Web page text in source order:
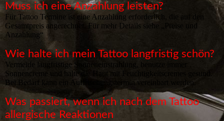
Muss ich eine Anzahlung leisten?
Für Tattoo Termine ist eine Anzahlung erforderlich, die auf den
Gesamtpreis angerechnet. Für mehr Details siehe „Preise und
Anzahlung“
Wie halte ich mein Tattoo langfristig schön?
Vermeide langfristige Sonneneinstrahlung, benutze immer
Sonnencreme und halte die Haut mit Feuchtigkeitscremes gesund.
Bei Bedarf kann ein Auffrischungstermin vereinbart werden.
Was passiert, wenn ich nach dem Tattoo
allergische Reaktionen